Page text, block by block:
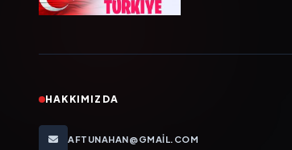
HAKKIMIZDA
AFTUNAHAN@GMAIL.COM